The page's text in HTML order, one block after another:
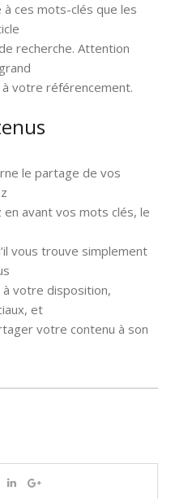
à ces mots-clés que les
recherche. Attention
votre référencement.
le partage de vos
avant vos mots clés, le
vous trouve simplement
votre disposition,
et
votre contenu à son